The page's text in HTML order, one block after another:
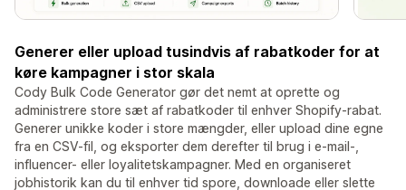
Generer eller upload tusindvis af rabatkoder for at
køre kampagner i stor skala
Cody Bulk Code Generator gør det nemt at oprette og
administrere store sæt af rabatkoder til enhver Shopify-rabat.
Generer unikke koder i store mængder, eller upload dine egne
fra en CSV-fil, og eksporter dem derefter til brug i e-mail-,
influencer- eller loyalitetskampagner. Med en organiseret
jobhistorik kan du til enhver tid spore, downloade eller slette